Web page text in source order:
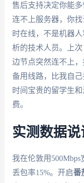
售后支持决定你能
连不上服务器，你找
时在线，不是机器
析的技术人员。上
边节点突然连不上
备用线路，比我自
时间宝贵的留学生
费。
实测数据说
我在伦敦用500Mbps
丢包率15%。开启番